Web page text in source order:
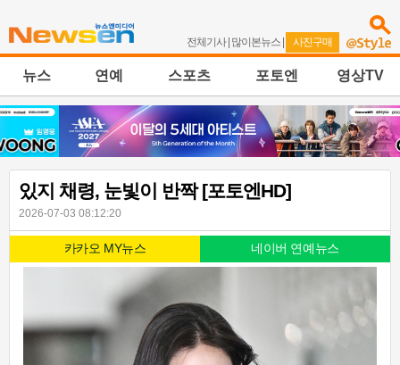
전체기사| 많이본뉴스 | 사진구매
뉴스 연예 스포츠 포토엔 영상TV
있지 채령, 눈빛이 반짝 [포토엔HD]
2026-07-03 08:12:20
카카오 MY뉴스 네이버 연예뉴스